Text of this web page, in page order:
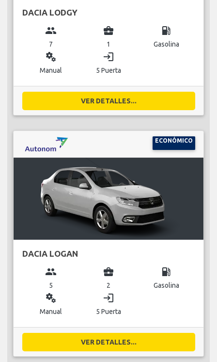
DACIA LODGY
group
7
business_center
1
local_gas_station
Gasolina
miscellaneous_services
Manual
login
5 Puerta
VER DETALLES...
ECONÓMICO
DACIA LOGAN
group
5
business_center
2
local_gas_station
Gasolina
miscellaneous_services
Manual
login
5 Puerta
VER DETALLES...